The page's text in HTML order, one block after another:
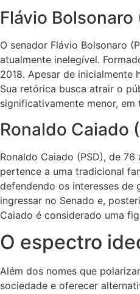
Flávio Bolsonaro
O senador Flávio Bolsonaro
atualmente inelegível.
2018. Apesar de
Sua retórica busca atrair o
significativamente menor,
Ronaldo Caiado
Ronaldo Caiado (PSD), de
pertence a uma tradicional
defendendo os interesses
ingressar no Senado e,
Caiado é considerado uma
O espectro
Além dos nomes que
sociedade e oferecer